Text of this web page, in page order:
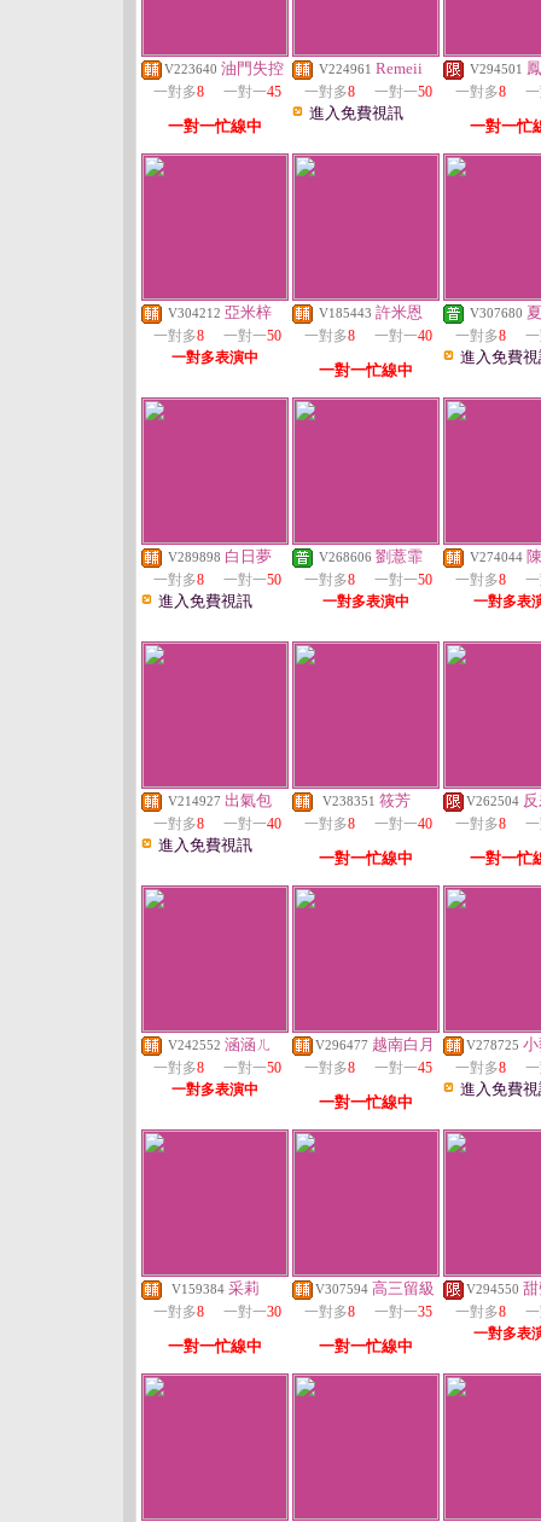
V223640 油門失控
一對多8 一對一45
一對一忙線中
V224961 Remeii
一對多8 一對一50
進入免費視訊
V294501
一對多8
一對一忙
V304212 亞米梓
一對多8 一對一50
一對多表演中
V185443 許米恩
一對多8 一對一40
一對一忙線中
V307680
一對多8
進入免費
V289898 白日夢
一對多8 一對一50
進入免費視訊
V268606 劉薏霏
一對多8 一對一50
一對多表演中
V274044
一對多8
一對多表
V214927 出氣包
一對多8 一對一40
進入免費視訊
V238351 筱芳
一對多8 一對一40
一對一忙線中
V262504
一對多8
一對一忙
V242552 涵涵ㄦ
一對多8 一對一50
一對多表演中
V296477 越南白月
一對多8 一對一45
一對一忙線中
V278725
一對多8
進入免費
V159384 采莉
一對多8 一對一30
一對一忙線中
V307594 高三留級
一對多8 一對一35
一對一忙線中
V294550
一對多8
一對多表